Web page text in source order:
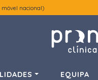
nacional)
EQUIPA